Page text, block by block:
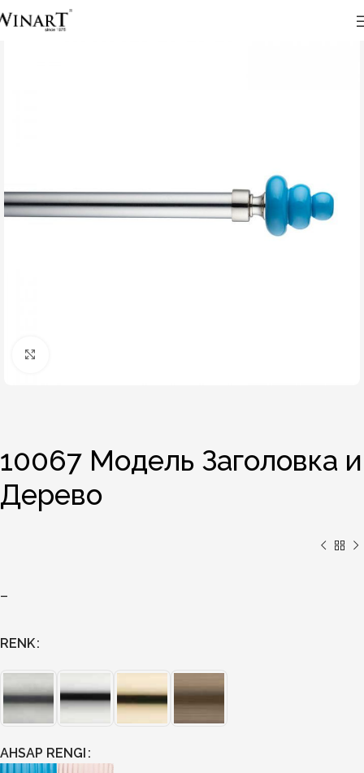
10067 Модель Заголовка и
Дерево
–
RENK
AHSAP RENGI